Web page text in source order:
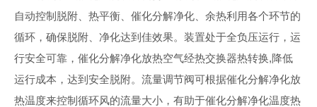
自动控制脱附、热平衡、催化分解净化、余热利用各个环节的
循环，确保脱附、净化达到佳效果。装置处于全负压运行，运
行安全可靠，催化分解净化放热空气经热交换器热转换,降低
运行成本，达到安全脱附。流量调节阀可根据催化分解净化放
热温度来控制循环风的流量大小，有助于催化分解净化温度热